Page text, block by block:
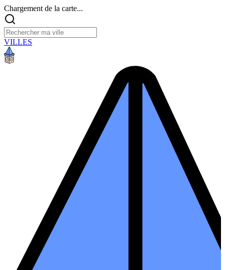
Chargement de la carte...
VILLES